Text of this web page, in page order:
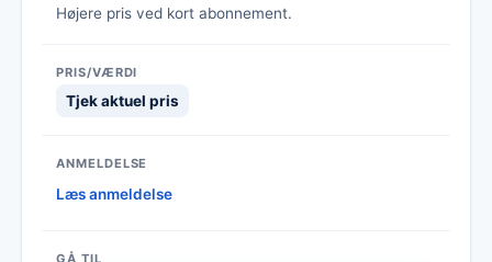
Højere pris ved kort abonnement.
Tjek aktuel pris
Læs anmeldelse